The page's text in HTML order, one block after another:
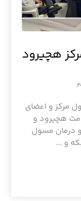
هچیرود
مرکز و اعضای
هچیرود و
درمان مسول
و ...